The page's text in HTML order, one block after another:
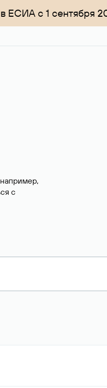
ЕСИА с 1 сентября
с